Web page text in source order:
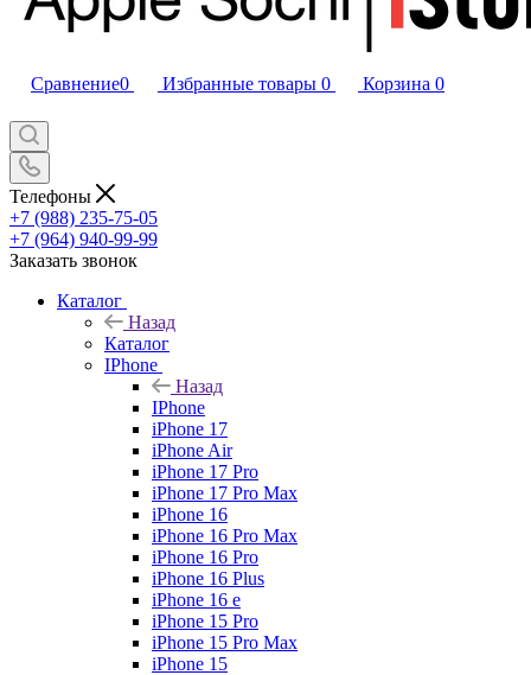
Сравнение0 Избранные товары 0 Корзина 0
Телефоны
+7 (988) 235-75-05
+7 (964) 940-99-99
Заказать звонок
Каталог
Назад
Каталог
IPhone
Назад
IPhone
iPhone 17
iPhone Air
iPhone 17 Pro
iPhone 17 Pro Max
iPhone 16
iPhone 16 Pro Max
iPhone 16 Pro
iPhone 16 Plus
iPhone 16 e
iPhone 15 Pro
iPhone 15 Pro Max
iPhone 15